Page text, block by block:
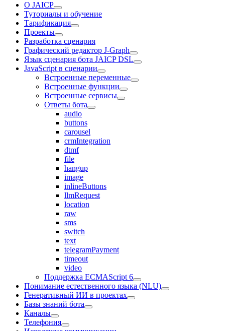
О JAICP
Туториалы и обучение
Тарификация
Проекты
Разработка сценария
Графический редактор J‑Graph
Язык сценария бота JAICP DSL
JavaScript в сценарии
Встроенные переменные
Встроенные функции
Встроенные сервисы
Ответы бота
audio
buttons
carousel
crmIntegration
dtmf
file
hangup
image
inlineButtons
llmRequest
location
raw
sms
switch
text
telegramPayment
timeout
video
Поддержка ECMAScript 6
Понимание естественного языка (NLU)
Генеративный ИИ в проектах
Базы знаний бота
Каналы
Телефония